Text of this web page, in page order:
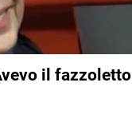
il fazzoletto